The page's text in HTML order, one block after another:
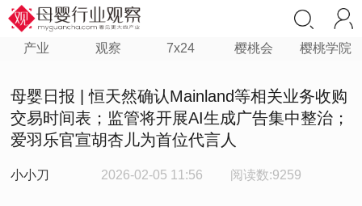
产业 观察 7x24 樱桃会 樱桃学院
母婴日报 | 恒天然确认Mainland等相关业务收购
交易时间表；监管将开展AI生成广告集中整治；
爱羽乐官宣胡杏儿为首位代言人
小小刀 2026-02-05 11:56 阅读数:9259